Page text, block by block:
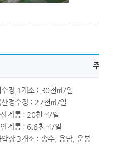
주요
수장 1개소 : 30천㎡/일
산정수장 : 27천㎡/일
계통 : 20천㎡/일
계통 : 6.6천㎡/일
압장 3개소 : 송수, 용담, 운봉